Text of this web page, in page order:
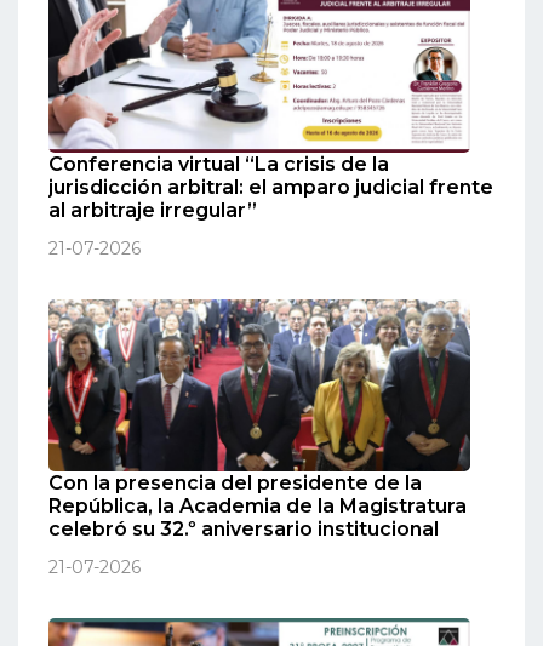
Conferencia virtual “La crisis de la
jurisdicción arbitral: el amparo judicial frente
al arbitraje irregular”
21-07-2026
Con la presencia del presidente de la
República, la Academia de la Magistratura
celebró su 32.º aniversario institucional
21-07-2026